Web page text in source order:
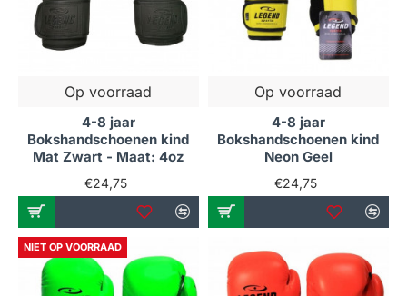
Op voorraad
4-8 jaar
Bokshandschoenen kind
Mat Zwart - Maat: 4oz
€24,75
Op voorraad
4-8 jaar
Bokshandschoenen kind
Neon Geel
€24,75
NIET OP VOORRAAD